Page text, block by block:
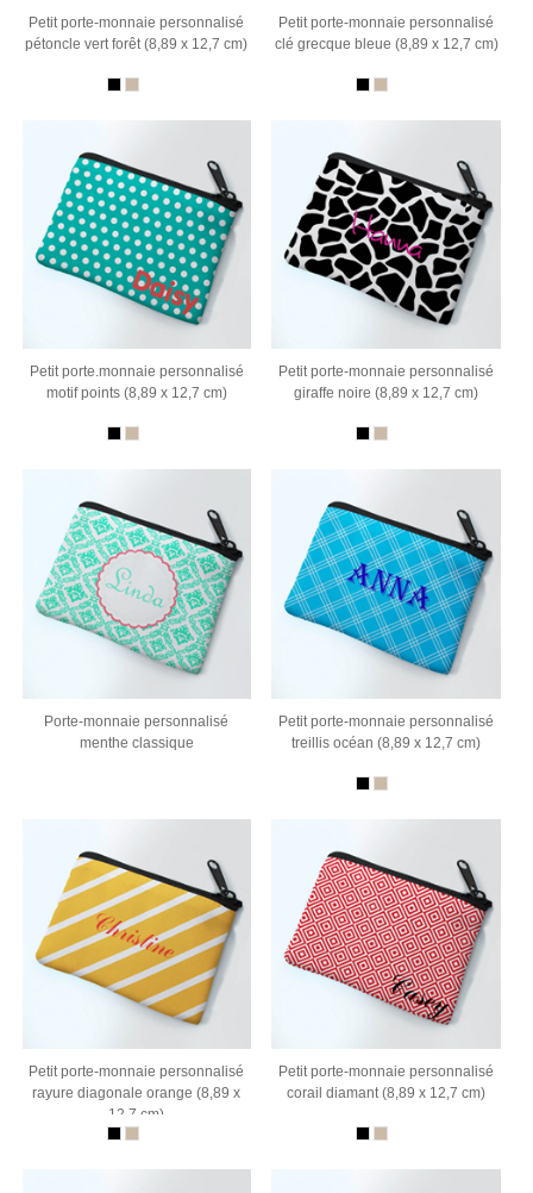
Petit porte-monnaie personnalisé
pétoncle vert forêt (8,89 x 12,7 cm)
Petit porte-monnaie personnalisé
clé grecque bleue (8,89 x 12,7 cm)
Petit porte.monnaie personnalisé
motif points (8,89 x 12,7 cm)
Petit porte-monnaie personnalisé
giraffe noire (8,89 x 12,7 cm)
Porte-monnaie personnalisé
menthe classique
Petit porte-monnaie personnalisé
treillis océan (8,89 x 12,7 cm)
Petit porte-monnaie personnalisé
rayure diagonale orange (8,89 x
12,7 cm)
Petit porte-monnaie personnalisé
corail diamant (8,89 x 12,7 cm)